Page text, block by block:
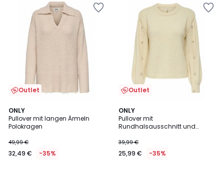
Outlet
ONLY
Pullover mit langen Ärmeln
Polokragen
49,99 €
32,49 € -35%
5
/
5
Outlet
ONLY
Pullover mit
Rundhalsausschnitt und
39,99 €
25,99 € -35%
5
/
5
2
Farben